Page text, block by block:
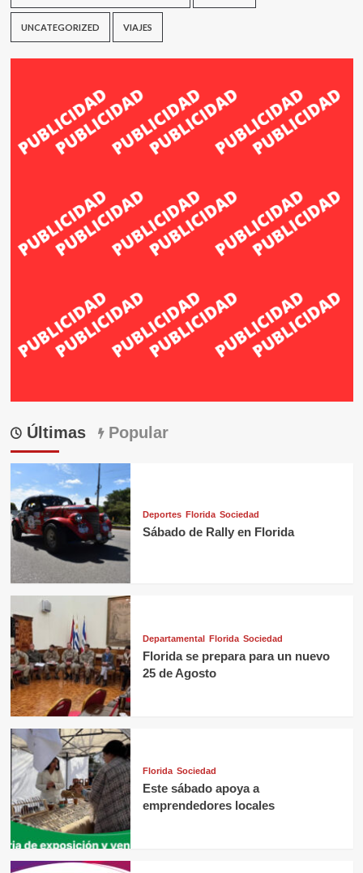
UNCATEGORIZED VIAJES
Últimas Popular
Deportes Florida Sociedad
Sábado de Rally en Florida
Departamental Florida Sociedad
Florida se prepara para un nuevo
25 de Agosto
Florida Sociedad
Este sábado apoya a
emprendedores locales